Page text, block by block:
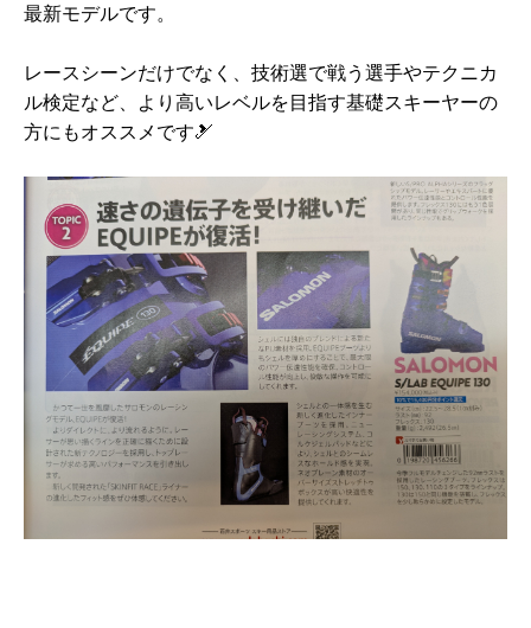
最新モデルです。
レースシーンだけでなく、技術選で戦う選手やテクニカ
ル検定など、より高いレベルを目指す基礎スキーヤーの
方にもオススメです🎿